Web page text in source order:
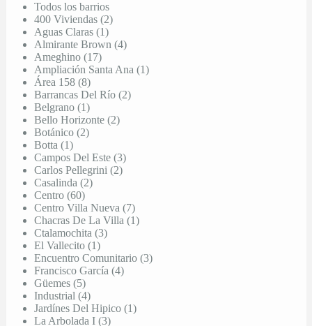
Todos los barrios
400 Viviendas (2)
Aguas Claras (1)
Almirante Brown (4)
Ameghino (17)
Ampliación Santa Ana (1)
Área 158 (8)
Barrancas Del Río (2)
Belgrano (1)
Bello Horizonte (2)
Botánico (2)
Botta (1)
Campos Del Este (3)
Carlos Pellegrini (2)
Casalinda (2)
Centro (60)
Centro Villa Nueva (7)
Chacras De La Villa (1)
Ctalamochita (3)
El Vallecito (1)
Encuentro Comunitario (3)
Francisco García (4)
Güemes (5)
Industrial (4)
Jardínes Del Hipico (1)
La Arbolada I (3)